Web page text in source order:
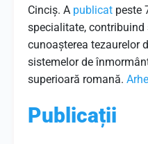
Cinciș. A publicat peste
specialitate,
cunoașterea tezaurelor
sistemelor de
superioară romană.
Publicații